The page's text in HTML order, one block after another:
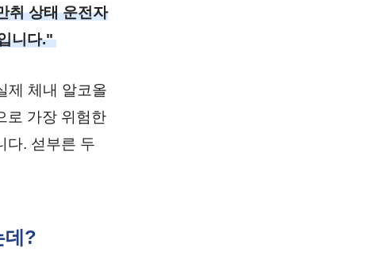
취 상태 운전자
니다."
제 체내 알코올
로 가장 위험한
다. 섣부른 두
데?